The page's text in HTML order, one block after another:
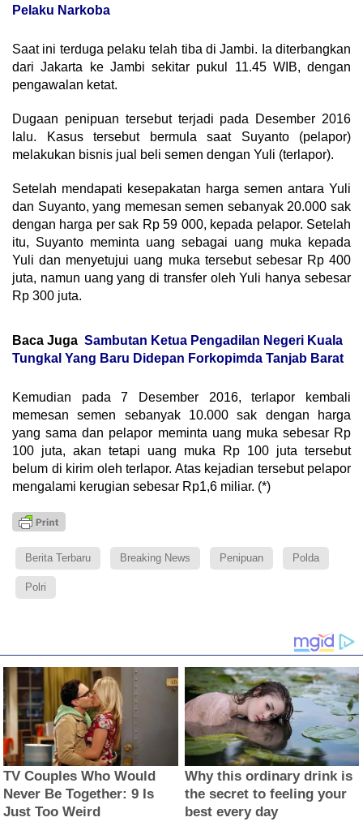
Pelaku Narkoba
Saat ini terduga pelaku telah tiba di Jambi. Ia diterbangkan
dari Jakarta ke Jambi sekitar pukul 11.45 WIB, dengan
pengawalan ketat.
Dugaan penipuan tersebut terjadi pada Desember 2016
lalu. Kasus tersebut bermula saat Suyanto (pelapor)
melakukan bisnis jual beli semen dengan Yuli (terlapor).
Setelah mendapati kesepakatan harga semen antara Yuli
dan Suyanto, yang memesan semen sebanyak 20.000 sak
dengan harga per sak Rp 59 000, kepada pelapor. Setelah
itu, Suyanto meminta uang sebagai uang muka kepada
Yuli dan menyetujui uang muka tersebut sebesar Rp 400
juta, namun uang yang di transfer oleh Yuli hanya sebesar
Rp 300 juta.
Baca Juga Sambutan Ketua Pengadilan Negeri Kuala
Tungkal Yang Baru Didepan Forkopimda Tanjab Barat
Kemudian pada 7 Desember 2016, terlapor kembali
memesan semen sebanyak 10.000 sak dengan harga
yang sama dan pelapor meminta uang muka sebesar Rp
100 juta, akan tetapi uang muka Rp 100 juta tersebut
belum di kirim oleh terlapor. Atas kejadian tersebut pelapor
mengalami kerugian sebesar Rp1,6 miliar. (*)
Berita Terbaru Breaking News Penipuan Polda
Polri